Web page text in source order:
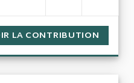
LA CONTRIBUTION